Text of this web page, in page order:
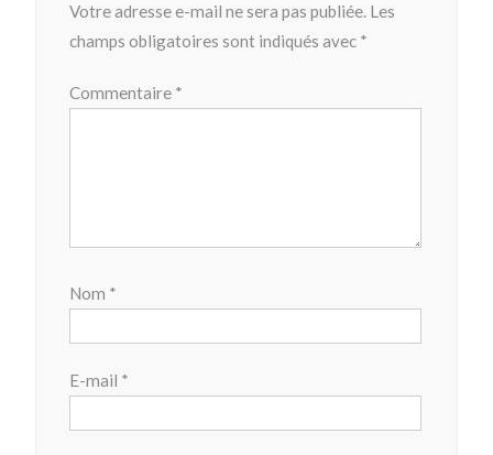
Votre adresse e-mail ne sera pas publiée. Les
champs obligatoires sont indiqués avec *
Commentaire *
Nom *
E-mail *